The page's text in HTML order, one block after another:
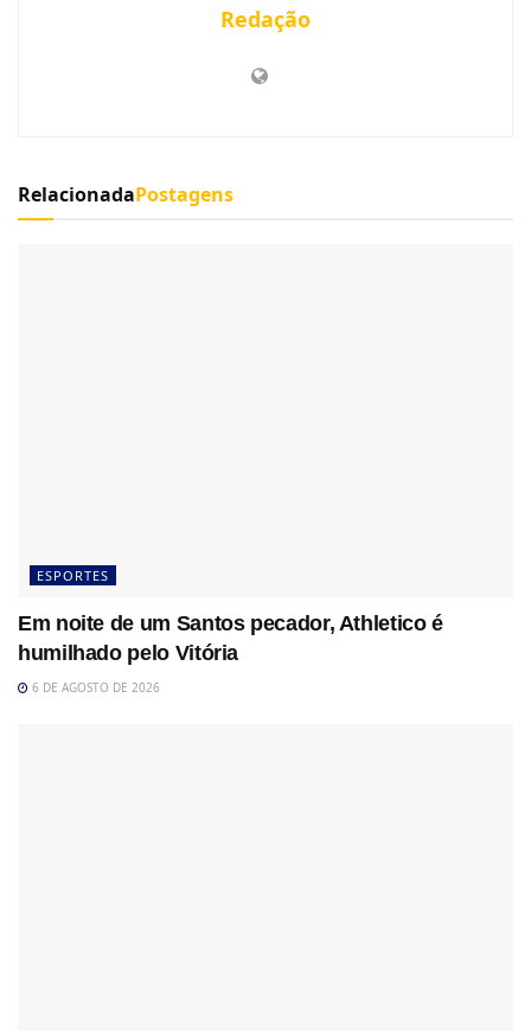
Redação
RelacionadaPostagens
ESPORTES
Em noite de um Santos pecador, Athletico é
humilhado pelo Vitória
6 DE AGOSTO DE 2026